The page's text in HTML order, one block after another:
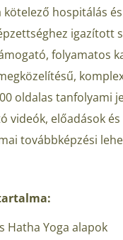
hospitálás
igazított
folyamatos
oldalas tanfolyami
videók, előadások és
továbbképzési
Hatha Yoga alapok